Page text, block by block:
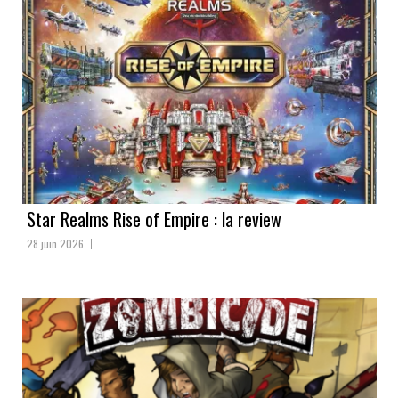
Star Realms Rise of Empire : la review
28 juin 2026